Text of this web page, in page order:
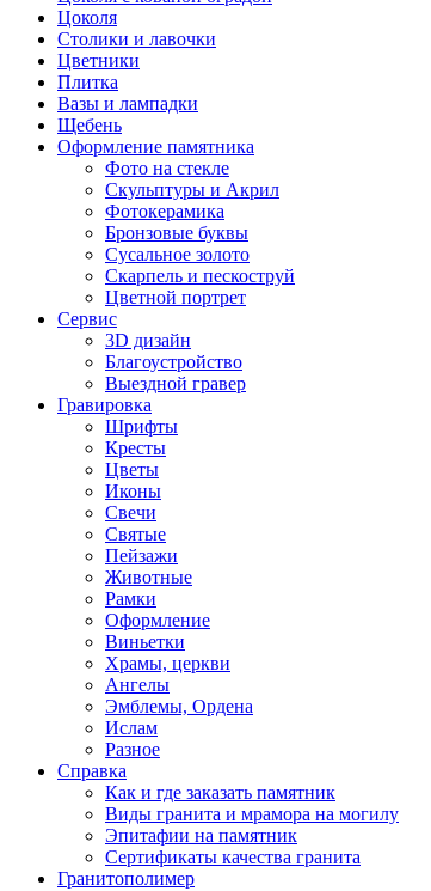
Цоколя
Столики и лавочки
Цветники
Плитка
Вазы и лампадки
Щебень
Оформление памятника
Фото на стекле
Скульптуры и Акрил
Фотокерамика
Бронзовые буквы
Сусальное золото
Скарпель и пескоструй
Цветной портрет
Сервис
3D дизайн
Благоустройство
Выездной гравер
Гравировка
Шрифты
Кресты
Цветы
Иконы
Свечи
Святые
Пейзажи
Животные
Рамки
Оформление
Виньетки
Храмы, церкви
Ангелы
Эмблемы, Ордена
Ислам
Разное
Справка
Как и где заказать памятник
Виды гранита и мрамора на могилу
Эпитафии на памятник
Сертификаты качества гранита
Гранитополимер